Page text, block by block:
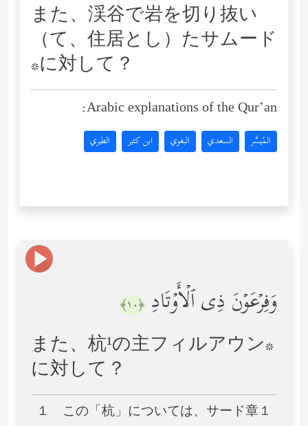
また、渓谷で岩を切り抜い
（て、住居とし）たサムード
*に対して？
Arabic explanations of the Qur’an:
المُيسَّر السعدي البغوي ابن كثير الطبري
وَفِرۡعَوۡنَ ذِی ٱلۡأَوۡتَادِ ﴿١٠﴾
また、杭¹の主フィルアウン*
に対して？
１ この「杭」については、サード章１